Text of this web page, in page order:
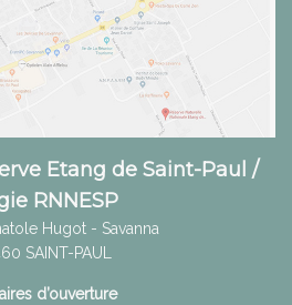
Etang de Saint-Paul /
RNNESP
Hugot - Savanna
SAINT-PAUL
d’ouverture